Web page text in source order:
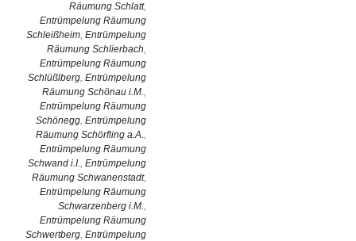
Räumung Schlatt,
Entrümpelung Räumung
Schleißheim, Entrümpelung
Räumung Schlierbach,
Entrümpelung Räumung
Schlüßlberg, Entrümpelung
Räumung Schönau i.M.,
Entrümpelung Räumung
Schönegg, Entrümpelung
Räumung Schörfling a.A.,
Entrümpelung Räumung
Schwand i.I., Entrümpelung
Räumung Schwanenstadt,
Entrümpelung Räumung
Schwarzenberg i.M.,
Entrümpelung Räumung
Schwertberg, Entrümpelung